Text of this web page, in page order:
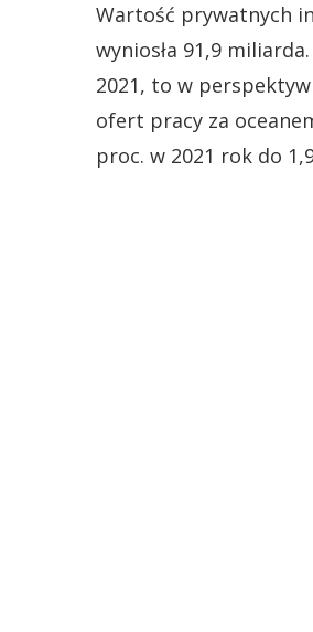
Wartość prywatnych
wyniosła 91,9
2021, to w
ofert pracy za
proc. w 2021 rok do